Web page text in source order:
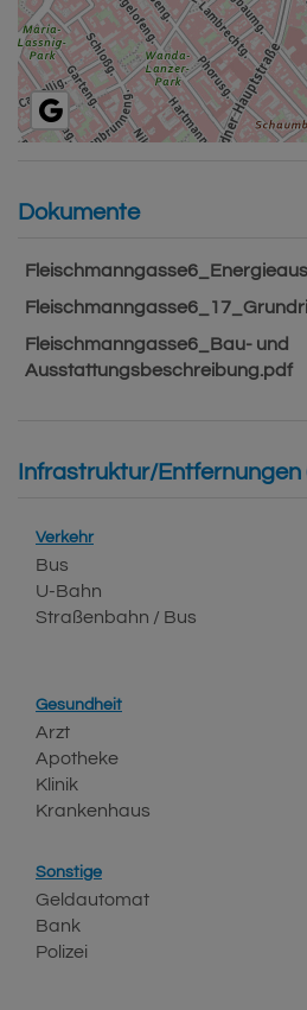
Dokumente
Fleischmanngasse6_Bau- und
Ausstattungsbeschreibung.pdf
Infrastruktur/Entfernungen
Verkehr
Bus
U-Bahn
Straßenbahn / Bus
Gesundheit
Arzt
Apotheke
Klinik
Krankenhaus
Sonstige
Geldautomat
Bank
Polizei